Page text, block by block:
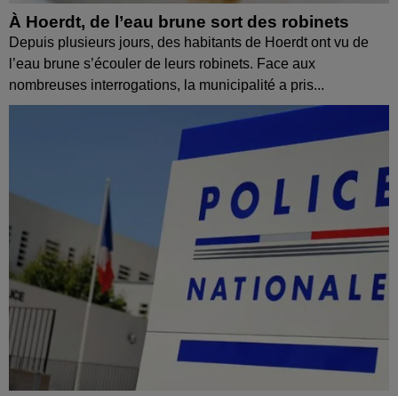
À Hoerdt, de l’eau brune sort des robinets
Depuis plusieurs jours, des habitants de Hoerdt ont vu de
l’eau brune s’écouler de leurs robinets. Face aux
nombreuses interrogations, la municipalité a pris...